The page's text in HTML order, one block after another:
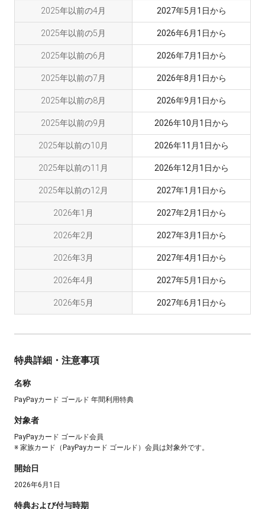
2025年以前の4月 2027年5月1日から
2025年以前の5月 2026年6月1日から
2025年以前の6月 2026年7月1日から
2025年以前の7月 2026年8月1日から
2025年以前の8月 2026年9月1日から
2025年以前の9月 2026年10月1日から
2025年以前の10月 2026年11月1日から
2025年以前の11月 2026年12月1日から
2025年以前の12月 2027年1月1日から
2026年1月 2027年2月1日から
2026年2月 2027年3月1日から
2026年3月 2027年4月1日から
2026年4月 2027年5月1日から
2026年5月 2027年6月1日から
特典詳細・注意事項
名称
PayPayカード ゴールド 年間利用特典
対象者
PayPayカード ゴールド会員
※ 家族カード（PayPayカード ゴールド）会員は対象外です。
開始日
2026年6月1日
特典および付与時期